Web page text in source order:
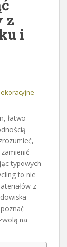
z
i
łatwo
typowych
to nie
z
na